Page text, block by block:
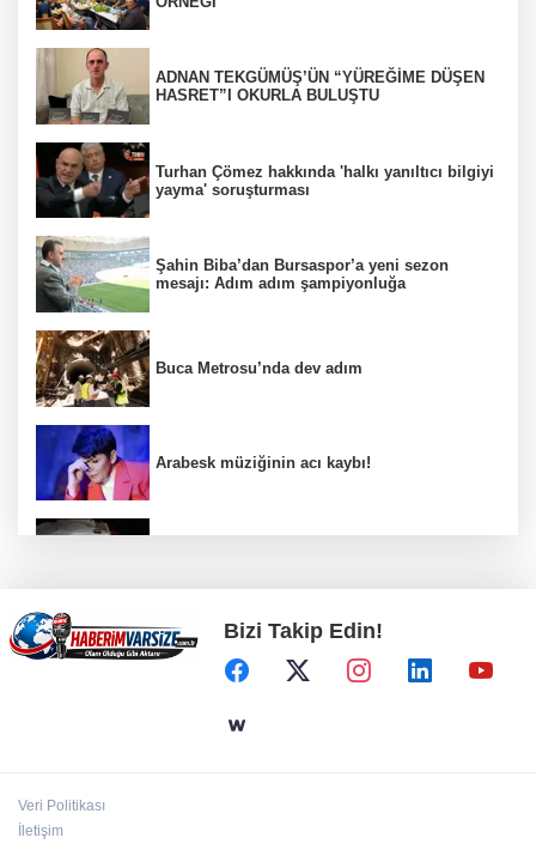
ADNAN TEKGÜMÜŞ’ÜN “YÜREĞİME DÜŞEN
HASRET”I OKURLA BULUŞTU
Turhan Çömez hakkında 'halkı yanıltıcı bilgiyi
yayma' soruşturması
Şahin Biba’dan Bursaspor’a yeni sezon
mesajı: Adım adım şampiyonluğa
Buca Metrosu’nda dev adım
Arabesk müziğinin acı kaybı!
Nevşehir'de telefon ışıkları Bengü'nün
şarkılarına eşlik etti
Gaziantep’te Dülük Baba Zaviyesi ve Türbesi
Bizi Takip Edin!
Veri Politikası
İletişim